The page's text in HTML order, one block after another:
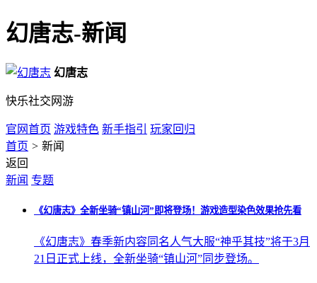
幻唐志-新闻
幻唐志
快乐社交网游
官网首页 游戏特色 新手指引
玩家回归
首页 > 新闻
返回
新闻 专题
《幻唐志》全新坐骑“镇山河”即将登场！游戏造型染色效果抢先看
《幻唐志》春季新内容同名人气大服“神乎其技”将于3月
21日正式上线，全新坐骑“镇山河”同步登场。